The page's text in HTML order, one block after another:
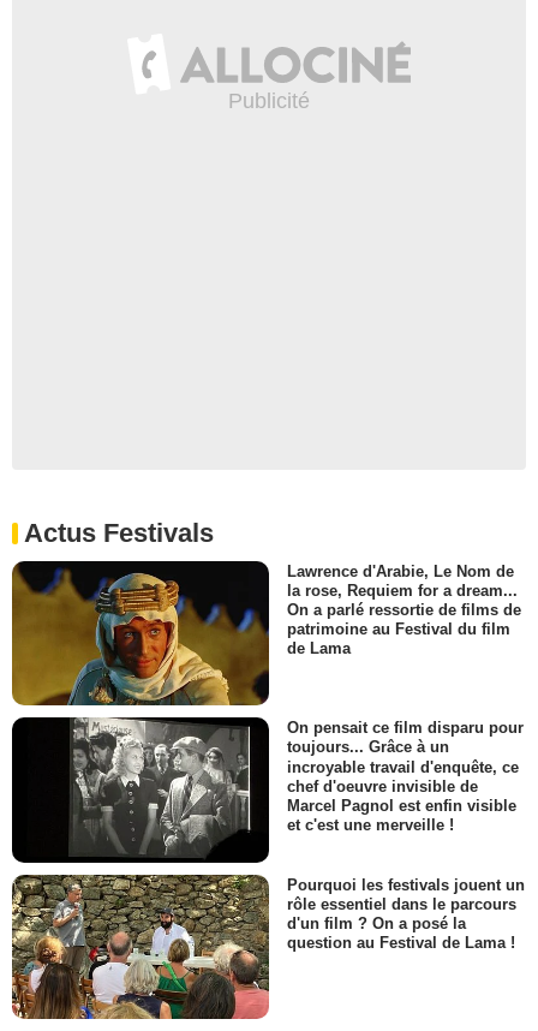
Actus Festivals
Lawrence d'Arabie, Le Nom de
la rose, Requiem for a dream...
On a parlé ressortie de films de
patrimoine au Festival du film
de Lama
On pensait ce film disparu pour
toujours... Grâce à un
incroyable travail d'enquête, ce
chef d'oeuvre invisible de
Marcel Pagnol est enfin visible
et c'est une merveille !
Pourquoi les festivals jouent un
rôle essentiel dans le parcours
d'un film ? On a posé la
question au Festival de Lama !